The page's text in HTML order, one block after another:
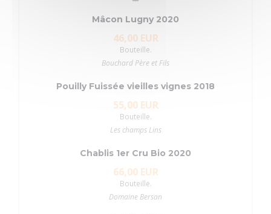
Mâcon Lugny 2020
46,00 EUR
Bouteille.
Bouchard Père et Fils
Pouilly Fuissée vieilles vignes 2018
55,00 EUR
Bouteille.
Les champs Lins
Chablis 1er Cru Bio 2020
66,00 EUR
Bouteille.
Domaine Bersan